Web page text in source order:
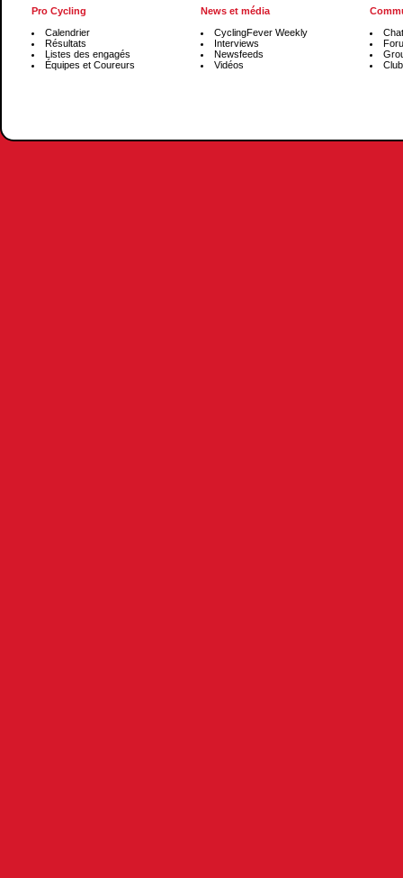
Pro Cycling
Calendrier
Résultats
Listes des engagés
Équipes et Coureurs
News et média
CyclingFever Weekly
Interviews
Newsfeeds
Vidéos
Chat